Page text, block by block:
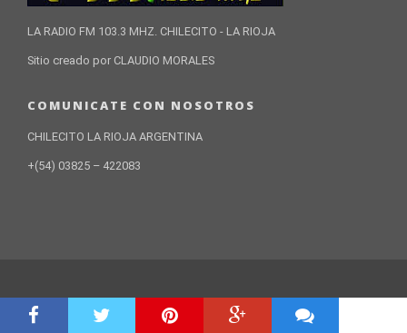
LA RADIO FM 103.3 MHZ. CHILECITO - LA RIOJA
Sitio creado por CLAUDIO MORALES
COMUNICATE CON NOSOTROS
CHILECITO LA RIOJA ARGENTINA
+(54) 03825 – 422083